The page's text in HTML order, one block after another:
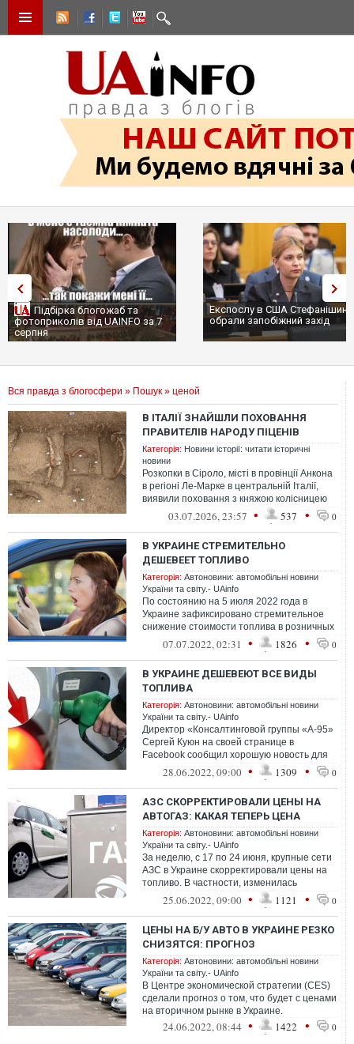
Підбірка блогожаб та
фотоприколів від UAINFO за 7
серпня
Експослу в США
обрали запобіжний захід
Вся правда з блогосфери » Пошук » ценой
В ІТАЛІЇ ЗНАЙШЛИ ПОХОВАННЯ
ПРАВИТЕЛІВ НАРОДУ ПІЦЕНІВ
Категорія: Новини історії: читати історичні
новини
Розкопки в Сіроло, місті в провінції Анкона
в регіоні Ле-Марке в центральній Італії,
виявили поховання з княжою колісницею
народу піценів, що датуєтьс...
03.07.2026, 23:57 • 537 • 0
В УКРАИНЕ СТРЕМИТЕЛЬНО
ДЕШЕВЕЕТ ТОПЛИВО
Категорія: Автоновини: автомобільні новини
України та світу.- UAinfo
По состоянию на 5 июля 2022 года в
Украине зафиксировано стремительное
снижение стоимости топлива в розничных
сетях АЗС.
07.07.2022, 02:31 • 1826 • 0
В УКРАИНЕ ДЕШЕВЕЮТ ВСЕ ВИДЫ
ТОПЛИВА
Категорія: Автоновини: автомобільні новини
України та світу.- UAinfo
Директор «Консалтинговой группы «А-95»
Сергей Куюн на своей странице в
Facebook сообщил хорошую новость для
автомобилистов – в Украине дешевеет
28.06.2022, 09:00 • 1309 • 0
АЗС СКОРРЕКТИРОВАЛИ ЦЕНЫ НА
АВТОГАЗ: КАКАЯ ТЕПЕРЬ ЦЕНА
Категорія: Автоновини: автомобільні новини
України та світу.- UAinfo
За неделю, с 17 по 24 июня, крупные сети
АЗС в Украине скорректировали цены на
топливо. В частности, изменилась
стоимость автогаза. Большинство участн...
25.06.2022, 09:00 • 1121 • 0
ЦЕНЫ НА Б/У АВТО В УКРАИНЕ РЕЗКО
СНИЗЯТСЯ: ПРОГНОЗ
Категорія: Автоновини: автомобільні новини
України та світу.- UAinfo
В Центре экономической стратегии (CES)
сделали прогноз о том, что будет с ценами
на вторичном рынке в Украине.
24.06.2022, 08:44 • 1422 • 0